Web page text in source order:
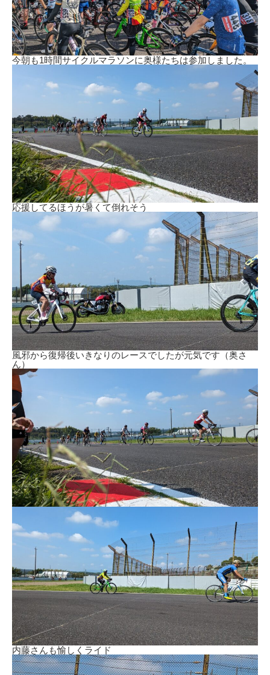
今朝も1時間サイクルマラソンに奥様たちは参加しました。
応援してるほうが暑くて倒れそう
風邪から復帰後いきなりのレースでしたが元気です（奥さ
ん）
内藤さんも愉しくライド